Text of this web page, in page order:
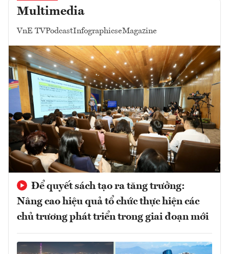
Multimedia
VnE TVPodcastInfographicseMagazine
Để quyết sách tạo ra tăng trưởng:
Nâng cao hiệu quả tổ chức thực hiện các
chủ trương phát triển trong giai đoạn mới